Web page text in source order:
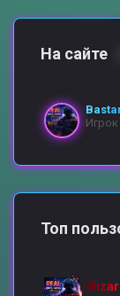
На сайте
Игрок
Топ